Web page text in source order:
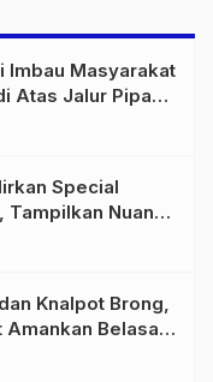
Imbau Masyarakat
Atas Jalur Pipa
Bersama
Special
Nuansa
Skena
Knalpot Brong,
Amankan Belasan